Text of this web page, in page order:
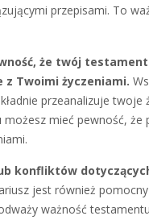
przepisami. To
że twój
z Twoimi życzeniami.
przeanalizuje
możesz mieć pewność,
konfliktów
jest również
ważność